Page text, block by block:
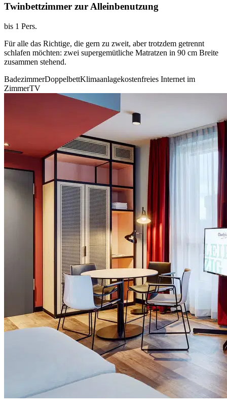
Twinbettzimmer zur Alleinbenutzung
bis 1 Pers.
Für alle das Richtige, die gern zu zweit, aber trotzdem getrennt
schlafen möchten: zwei supergemütliche Matratzen in 90 cm Breite
zusammen stehend.
BadezimmerDoppelbettKlimaanlagekostenfreies Internet im
ZimmerTV